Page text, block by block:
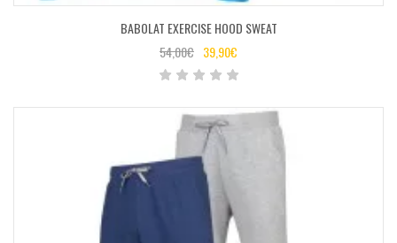
BABOLAT EXERCISE HOOD SWEAT
54,00€ 39,90€